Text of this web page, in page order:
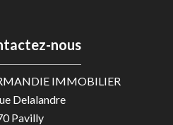
nous
IMMOBILIER
Delalandre
Pavilly